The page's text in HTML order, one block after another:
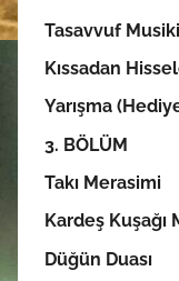
Tasavvuf
Kıssadan
Yarışma
3. BÖLÜM
Takı Merasimi
Kardeş Kuşağı
Düğün Duası